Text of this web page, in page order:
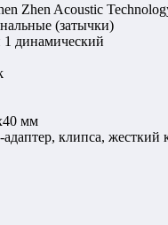
Zhen Acoustic
(затычки)
динамический
мм
адаптер, клипса,